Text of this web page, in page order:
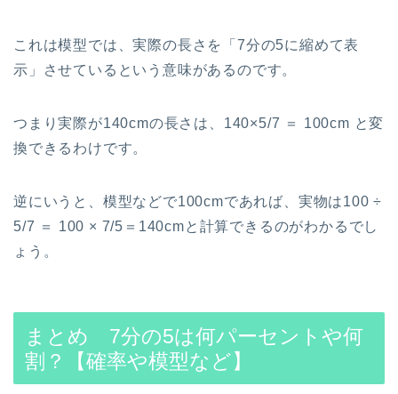
これは模型では、実際の長さを「7分の5に縮めて表
示」させているという意味があるのです。
つまり実際が140cmの長さは、140×5/7 ＝ 100cm と変
換できるわけです。
逆にいうと、模型などで100cmであれば、実物は100 ÷
5/7 ＝ 100 × 7/5＝140cmと計算できるのがわかるでし
ょう。
まとめ 7分の5は何パーセントや何
割？【確率や模型など】